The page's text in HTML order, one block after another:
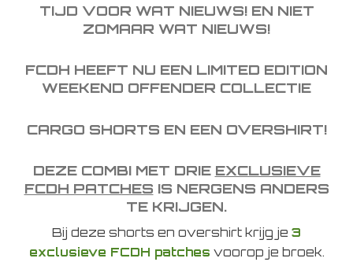
TIJD VOOR WAT NIEUWS! EN NIET
ZOMAAR WAT NIEUWS!
FCDH HEEFT NU EEN LIMITED EDITION
WEEKEND OFFENDER COLLECTIE
CARGO SHORTS EN EEN OVERSHIRT!
DEZE COMBI MET DRIE EXCLUSIEVE
FCDH PATCHES IS NERGENS ANDERS
TE KRIJGEN.
Bij deze shorts en overshirt krijg je 3
exclusieve FCDH patches voorop je broek.